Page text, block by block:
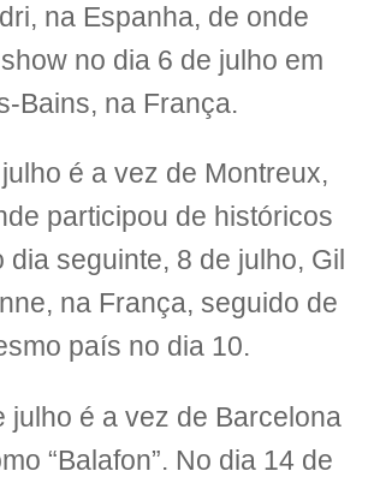
na Espanha, de onde
no dia 6 de julho em
Bains, na França.
é a vez de Montreux,
participou de históricos
dia seguinte, 8 de julho, Gil
na França, seguido de
país no dia 10.
julho é a vez de Barcelona
“Balafon”. No dia 14 de